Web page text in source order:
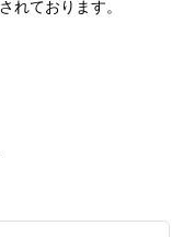
れております。